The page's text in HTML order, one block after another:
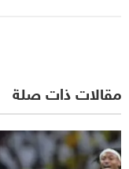
مقالات ذات صلة